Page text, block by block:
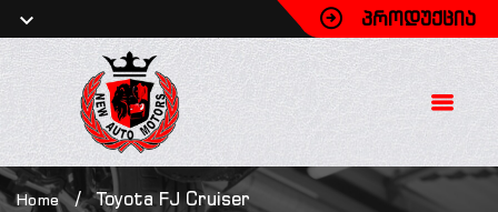
ᲞᲠᲝᲓᲣᲥᲪᲘᲐ
Home / Toyota FJ Cruiser